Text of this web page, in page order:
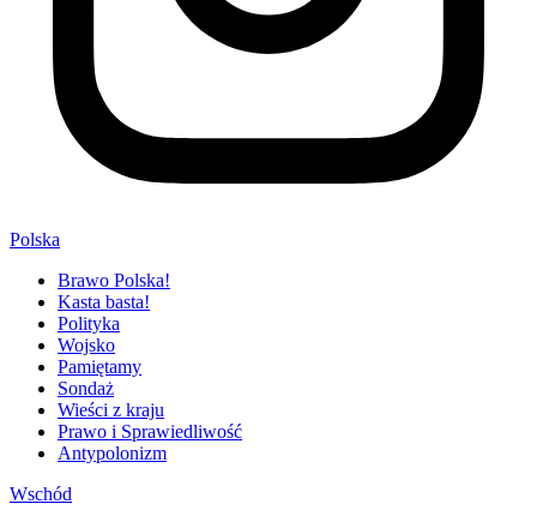
Polska
Brawo Polska!
Kasta basta!
Polityka
Wojsko
Pamiętamy
Sondaż
Wieści z kraju
Prawo i Sprawiedliwość
Antypolonizm
Wschód